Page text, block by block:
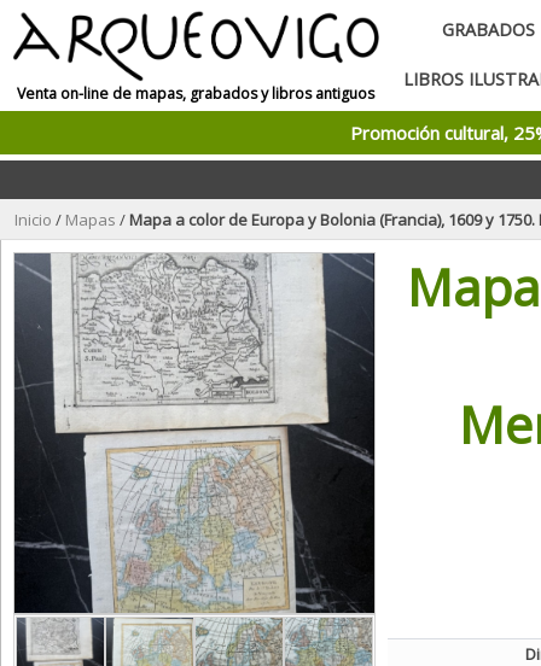
Venta on-line de mapas, grabados y libros antiguos
GRABADOS
LIBROS
Promoción cultural,
Inicio / Mapas /Mapa a color de Europa y Bolonia (Francia), 1609 y 1750.